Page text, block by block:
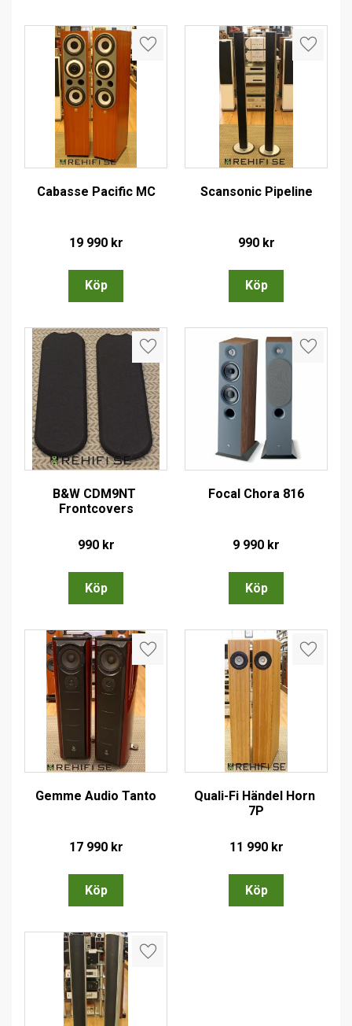
Cabasse Pacific MC
19 990kr
Lägg till i favoriter
Scansonic Pipeline
990kr
Lägg
B&W CDM9NT
Frontcovers
990kr
Lägg till i favoriter
Focal Chora 816
9 990 kr
Lägg
Gemme Audio Tanto
17 990kr
Lägg till i favoriter
Quali-Fi Händel Horn
7P
11 990kr
Lägg
Lägg till i favoriter